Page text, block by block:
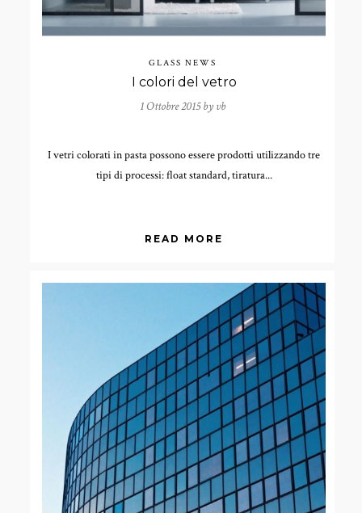
GLASS NEWS
I colori del vetro
1 Ottobre 2015 by vb
I vetri colorati in pasta possono essere prodotti utilizzando tre
tipi di processi: float standard, tiratura...
READ MORE